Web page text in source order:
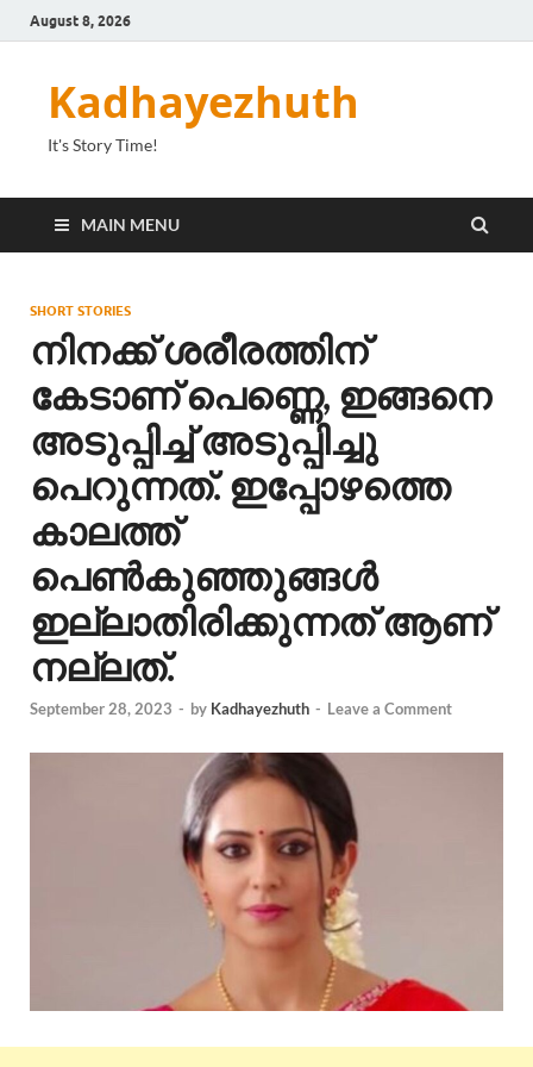
August 8, 2026
Kadhayezhuth
It's Story Time!
MAIN MENU
SHORT STORIES
നിനക്ക് ശരീരത്തിന്
കേടാണ് പെണ്ണെ, ഇങ്ങനെ
അടുപ്പിച്ച് അടുപ്പിച്ചു
പെറുന്നത്. ഇപ്പോഴത്തെ
കാലത്ത്
പെൺകുഞ്ഞുങ്ങൾ
ഇല്ലാതിരിക്കുന്നത് ആണ്
നല്ലത്.
September 28, 2023 - by Kadhayezhuth - Leave a Comment